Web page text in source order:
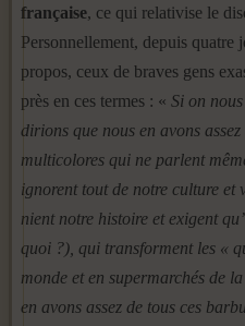
française, ce qui relativise le
Personnellement, depuis quatre
propos, ceux de braves gens
près en ces termes : « Si on
dirions que nous en avons
multicolores qui ne parlent
ignorent tout de notre culture et
nient notre histoire et exigent
quoi ?), qui transforment les «
monde et en supermarchés de
en avons assez de tous ces